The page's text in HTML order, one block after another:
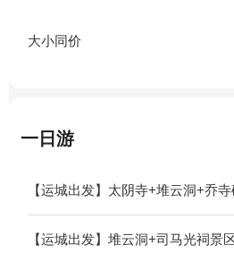
大小同价
一日游
【运城出发】太阴寺+堆云洞+乔
【运城出发】堆云洞+司马光祠